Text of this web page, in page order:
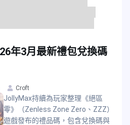
年3月最新禮包兌換碼
Croft
JollyMax持續為玩家整理《絕區
零》（Zenless Zone Zero、ZZZ）
遊戲發布的禮品碼，包含兌換碼與